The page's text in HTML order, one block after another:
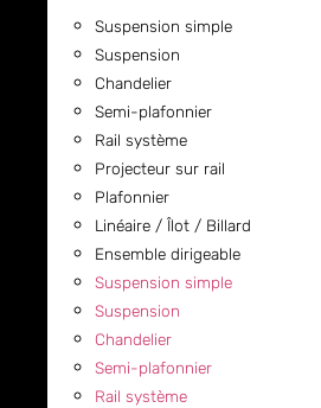
Suspension simple
Suspension
Chandelier
Semi-plafonnier
Rail système
Projecteur sur rail
Plafonnier
Linéaire / Îlot / Billard
Ensemble dirigeable
Suspension simple
Suspension
Chandelier
Semi-plafonnier
Rail système